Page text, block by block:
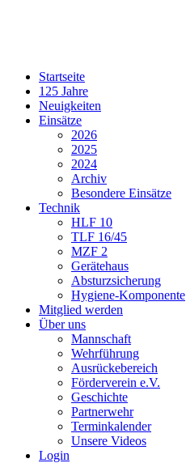
Startseite
125 Jahre
Neuigkeiten
Einsätze
2026
2025
2024
Archiv
Besondere Einsätze
Technik
HLF 10
TLF 16/45
MZF 2
Gerätehaus
Absturzsicherung
Hygiene-Komponente
Mitglied werden
Über uns
Mannschaft
Wehrführung
Ausrückebereich
Förderverein e.V.
Geschichte
Partnerwehr
Terminkalender
Unsere Videos
Login